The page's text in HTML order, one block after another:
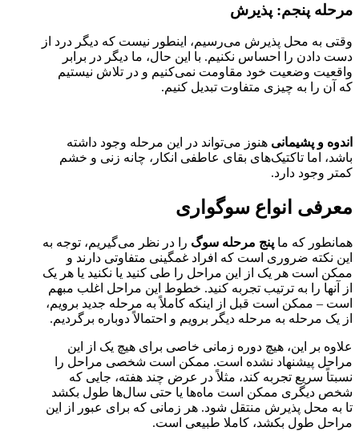
مرحله پنجم: پذیرش
وقتی به محل پذیرش می‌رسیم، اینطور نیست که دیگر درد از
دست دادن را احساس نکنیم. با این حال، ما دیگر در برابر
واقعیت وضعیت خود مقاومت نمی‌کنیم و در تلاش نیستیم
که آن را به چیزی متفاوت تبدیل کنیم.
اندوه و پشیمانی هنوز می‌تواند در این مرحله وجود داشته
باشد، اما تاکتیک‌های بقای عاطفی انکار، چانه زنی و خشم
کمتر وجود دارد.
معرفی انواع سوگواری
همانطور که ما پنج مرحله سوگ را در نظر ‌‌می‌گیریم، توجه به
این نکته ضروری است که افراد غمگینی متفاوتی دارند و
ممکن است هر یک از این مراحل را طی کنید یا نکنید یا هر یک
از آنها را به ترتیب تجربه کنید. خطوط این مراحل اغلب مبهم
است – ممکن است قبل از اینکه کاملاً به مرحله جدید برویم،
از یک مرحله به مرحله دیگر برویم و احتمالاً دوباره برگردیم.
علاوه بر این، هیچ دوره زمانی خاصی برای هیچ یک از این
مراحل پیشنهاد نشده است. ممکن است شخصی مراحل را
نسبتاً سریع تجربه کند، مثلاً در عرض چند هفته، جایی که
شخص دیگری ممکن است ماه‌ها یا حتی سال‌ها طول بکشد
تا به محل پذیرش منتقل شود. هر زمانی که برای عبور از این
مراحل طول بکشد، کاملا طبیعی است.